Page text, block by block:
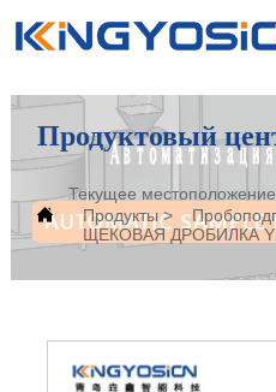
Продуктовый

Текущее местоположение
Продукты>
ЩЕКОВАЯ ДРОБИЛКА